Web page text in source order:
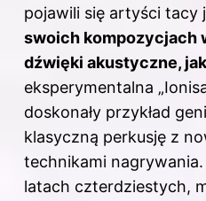
pojawili się artyści tacy
swoich kompozycjach
dźwięki akustyczne,
eksperymentalna
doskonały przykład
klasyczną perkusję z
technikami
latach czterdziestych,